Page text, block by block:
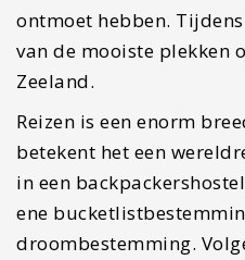
ontmoet hebben.
van de mooiste plekken
Zeeland.
Reizen is een enorm
betekent het een
in een
ene
droombestemming.